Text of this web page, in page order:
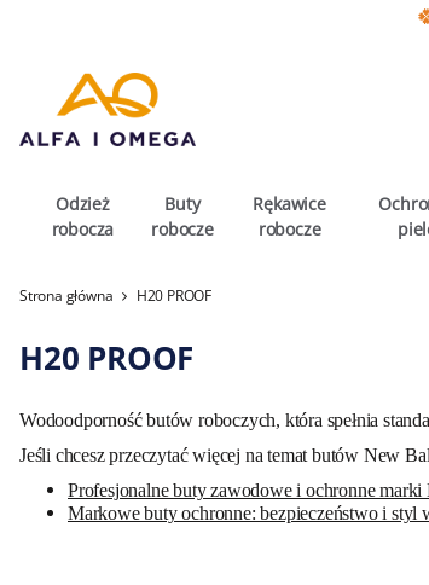
Odzież
robocza
Buty
robocze
Rękawice
robocze
Strona główna H20 PROOF
H20 PROOF
Wodoodporność butów roboczych, która spełnia
Jeśli chcesz przeczytać więcej na temat butów New
Profesjonalne buty zawodowe i ochronne
Markowe buty ochronne: bezpieczeństwo i styl